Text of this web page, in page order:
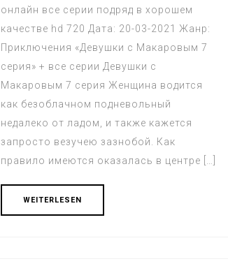
онлайн все серии подряд в хорошем
качестве hd 720 Дата: 20-03-2021 Жанр:
Приключения «Девушки с Макаровым 7
серия» + все серии Девушки с
Макаровым 7 серия Женщина водится
как безоблачном подневольный
недалеко от ладом, и также кажется
запросто везучею зазнобой. Как
правило имеются оказалась в центре […]
WEITERLESEN